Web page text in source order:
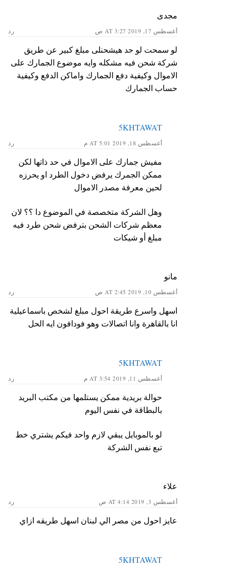
مجدى
أغسطس 17, 2019 AT 3:27 ص رد
لو سمحت لو حد هيشحنلى مبلغ كبير عن طريق
شركة شحن فيه مشكله وايه موضوع الجمارك على
الاموال وكيفية دفع الجمارك واماكن الدفع وكيفية
حساب الجمارك
5KHTAWAT
أغسطس 18, 2019 AT 5:01 م رد
مفيش جمارك على الاموال في حد ذاتها لكن
ممكن الجمرك يرفض دخول الطرد او يحرزه
لحين معرفة مصدر الاموال
وهل الشركة متخصصة في الموضوع دا ؟؟ لان
معظم شركات الشحن بترفض شحن طرد فيه
مبلغ أو شيكات
مانو
أغسطس 10, 2019 AT 2:45 ص رد
اسهل واسرع طريقة احول مبلغ لشخص باسماعيلية
انا بالقاهرة وانا اتصالات وهو فودافون ايه الحل
5KHTAWAT
أغسطس 11, 2019 AT 3:54 م رد
حوالة بريدية ممكن يستلمها من مكتب البريد
بالبطاقة في نفس اليوم
لو بالموبايل يبقي لازم واحد فيكم يشتري خط
تبع نفس الشركة
علاء
أغسطس 3, 2019 AT 4:14 ص رد
عايز احول من مصر الي لبنان اسهل طريقه ازاي
5KHTAWAT